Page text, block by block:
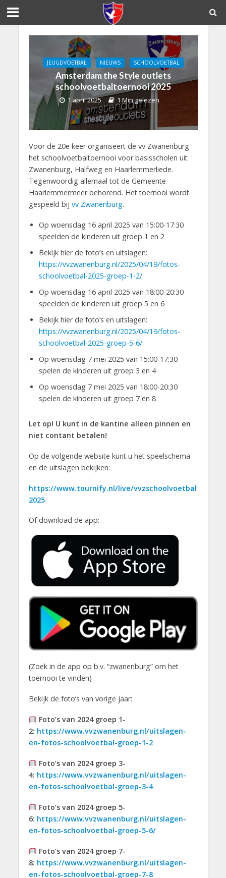
JEUGDVOETBAL NIEUWS SCHOOLVOETBAL
Amsterdam the Style outlets
schoolvoetbaltoernooi 2025
1 april 2025 1 Min gelezen
Voor de 20e keer organiseert de vv Zwanenburg
het schoolvoetbaltoernooi voor basisscholen uit
Zwanenburg, Halfweg en Haarlemmerliede.
Tegenwoordig allemaal tot de Gemeente
Haarlemmermeer behorend. Het toernooi wordt
gespeeld bij vv Zwanenburg.
Op woensdag 16 april 2025 van 15:00-17:30
speelden de kinderen uit groep 1 en 2
Bekijk hier de foto’s en uitslagen:
https://vvzwanenburg.nl/2025/04/19/fotos-
schoolvoetbal-2025-groep-1-2/
Op woensdag 16 april 2025 van 18:00-20:30
speelden de kinderen uit groep 5 en 6
Bekijk hier de foto’s en uitslagen:
https://vvzwanenburg.nl/2025/04/19/fotos-
schoolvoetbal-2025-groep-5-6/
Op woensdag 7 mei 2025 van 15:00-17:30
spelen de kinderen uit groep 3 en 4
Op woensdag 7 mei 2025 van 18:00-20:30
spelen de kinderen uit groep 7 en 8
Let op! U kunt in de kantine alleen pinnen en
niet contant betalen!
Op de volgende website kunt u het speelschema
en de uitslagen bekijken:
https://www.tournify.nl/live/vvzschoolvoetbal
2025
Of download de app:
(Zoek in de app op b.v. “zwanenburg” om het
toernooi te vinden)
Bekijk de foto’s van vorige jaar:
Foto’s van 2024 groep 1-
2: https://www.vvzwanenburg.nl/uitslagen-
en-fotos-schoolvoetbal-groep-1-2
Foto’s van 2024 groep 3-
4: https://www.vvzwanenburg.nl/uitslagen-
en-fotos-schoolvoetbal-groep-3-4
Foto’s van 2024 groep 5-
6: https://www.vvzwanenburg.nl/uitslagen-
en-fotos-schoolvoetbal-groep-5-6/
Foto’s van 2024 groep 7-
8: https://www.vvzwanenburg.nl/uitslagen-
en-fotos-schoolvoetbal-groep-7-8